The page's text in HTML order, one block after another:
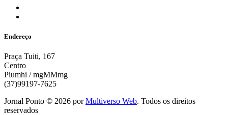
Endereço
Praça Tuiti, 167
Centro
Piumhi / mgMMmg
(37)99197-7625
Jornal Ponto © 2026 porMultiverso Web. Todos os direitos
reservados